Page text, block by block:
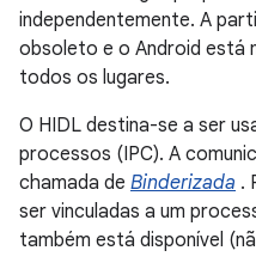
independentemente. A
obsoleto e o Android está
todos os lugares.
O HIDL destina-se a ser
processos (IPC). A
chamada de Binderizada .
ser vinculadas a um
também está disponível